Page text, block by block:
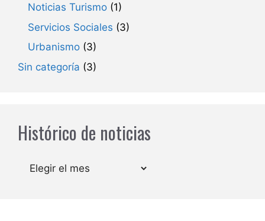
Noticias Turismo (1)
Servicios Sociales (3)
Urbanismo (3)
Sin categoría (3)
Histórico de noticias
Archivos